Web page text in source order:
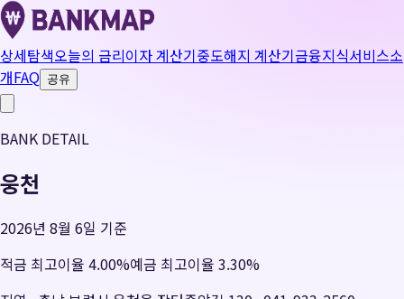
상세탐색오늘의 금리이자 계산기중도해지 계산기금융지식서비스소
개FAQ 공유
BANK DETAIL
웅천
2026년 8월 6일 기준
적금 최고이율 4.00%예금 최고이율 3.30%